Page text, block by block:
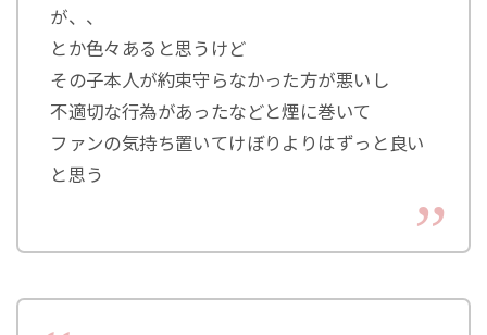
が、、
とか色々あると思うけど
その子本人が約束守らなかった方が悪いし
不適切な行為があったなどと煙に巻いて
ファンの気持ち置いてけぼりよりはずっと良い
と思う